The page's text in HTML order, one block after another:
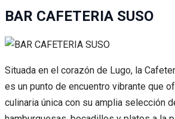
BAR CAFETERIA SUSO
Situada en el corazón de Lugo, la
es un punto de encuentro vibrante que
culinaria única con su amplia selección